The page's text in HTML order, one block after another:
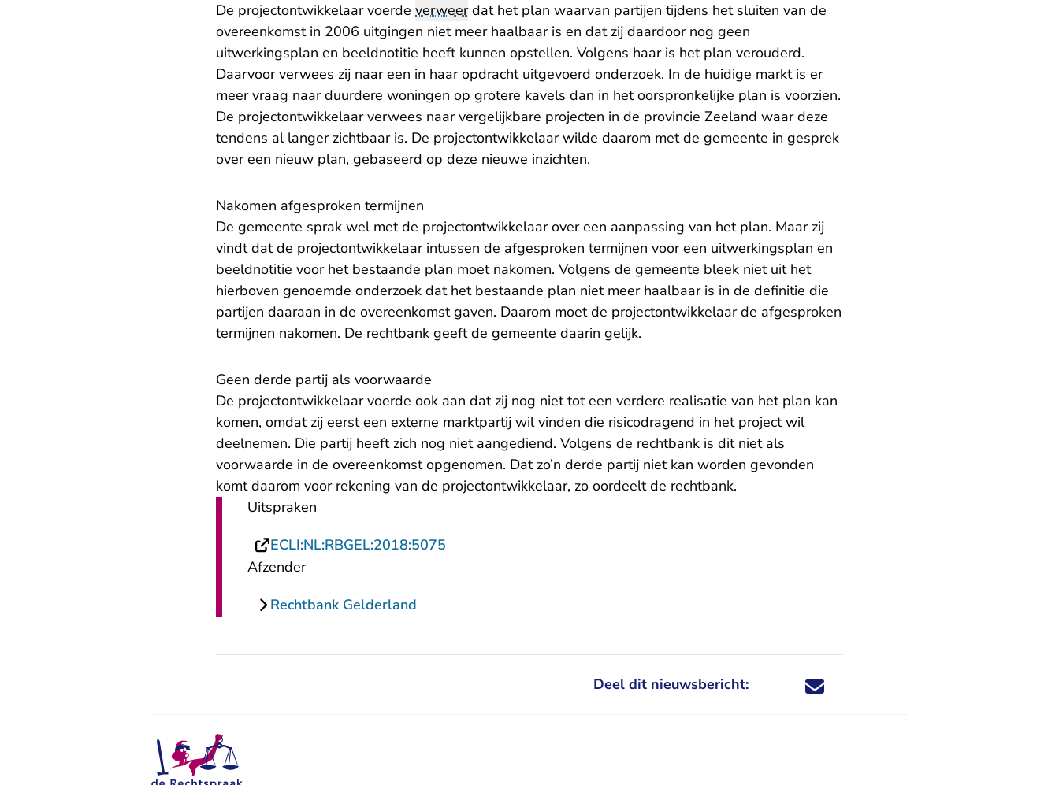
De projectontwikkelaar voerde verweerdat het plan waarvan partijen tijdens het sluiten van de
overeenkomst in 2006 uitgingen niet meer haalbaar is en dat zij daardoor nog geen
uitwerkingsplan en beeldnotitie heeft kunnen opstellen. Volgens haar is het plan verouderd.
Daarvoor verwees zij naar een in haar opdracht uitgevoerd onderzoek. In de huidige markt is er
meer vraag naar duurdere woningen op grotere kavels dan in het oorspronkelijke plan is voorzien.
De projectontwikkelaar verwees naar vergelijkbare projecten in de provincie Zeeland waar deze
tendens al langer zichtbaar is. De projectontwikkelaar wilde daarom met de gemeente in gesprek
over een nieuw plan, gebaseerd op deze nieuwe inzichten.
Nakomen afgesproken termijnen
De gemeente sprak wel met de projectontwikkelaar over een aanpassing van het plan. Maar zij
vindt dat de projectontwikkelaar intussen de afgesproken termijnen voor een uitwerkingsplan en
beeldnotitie voor het bestaande plan moet nakomen. Volgens de gemeente bleek niet uit het
hierboven genoemde onderzoek dat het bestaande plan niet meer haalbaar is in de definitie die
partijen daaraan in de overeenkomst gaven. Daarom moet de projectontwikkelaar de afgesproken
termijnen nakomen. De rechtbank geeft de gemeente daarin gelijk.
Geen derde partij als voorwaarde
De projectontwikkelaar voerde ook aan dat zij nog niet tot een verdere realisatie van het plan kan
komen, omdat zij eerst een externe marktpartij wil vinden die risicodragend in het project wil
deelnemen. Die partij heeft zich nog niet aangediend. Volgens de rechtbank is dit niet als
voorwaarde in de overeenkomst opgenomen. Dat zo’n derde partij niet kan worden gevonden
komt daarom voor rekening van de projectontwikkelaar, zo oordeelt de rechtbank.
Uitspraken
ECLI:NL:RBGEL:2018:5075
Afzender
Rechtbank Gelderland
Deel dit nieuwsbericht: Deel dit nieuwsbericht via X - U verlaat
Deel dit nieuwsbericht via Facebook - U
Deel dit nieuwsbericht via e-mail
Deel dit nieuwsbericht via LinkedIn - U